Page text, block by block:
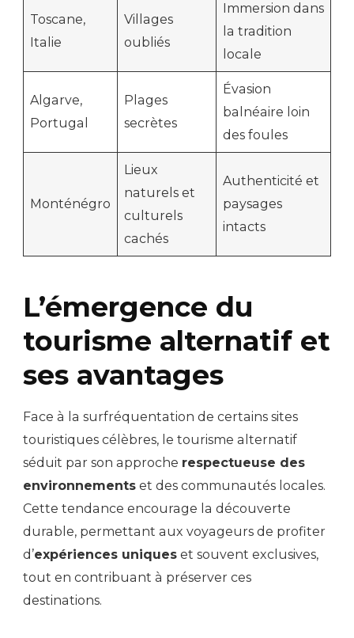
Toscane,
Italie
Villages
oubliés
Immersion dans
la tradition
locale
Algarve,
Portugal
Plages
secrètes
Évasion
balnéaire loin
des foules
Monténégro
Lieux
naturels et
culturels
cachés
Authenticité et
paysages
intacts
L’émergence du
tourisme alternatif et
ses avantages
Face à la surfréquentation de certains sites
touristiques célèbres, le tourisme alternatif
séduit par son approche respectueuse des
environnements et des communautés locales.
Cette tendance encourage la découverte
durable, permettant aux voyageurs de profiter
d’expériences uniques et souvent exclusives,
tout en contribuant à préserver ces
destinations.